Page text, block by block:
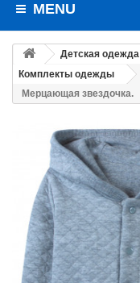
MENU
Детская одежда
Комплекты одежды
Мерцающая звездочка.